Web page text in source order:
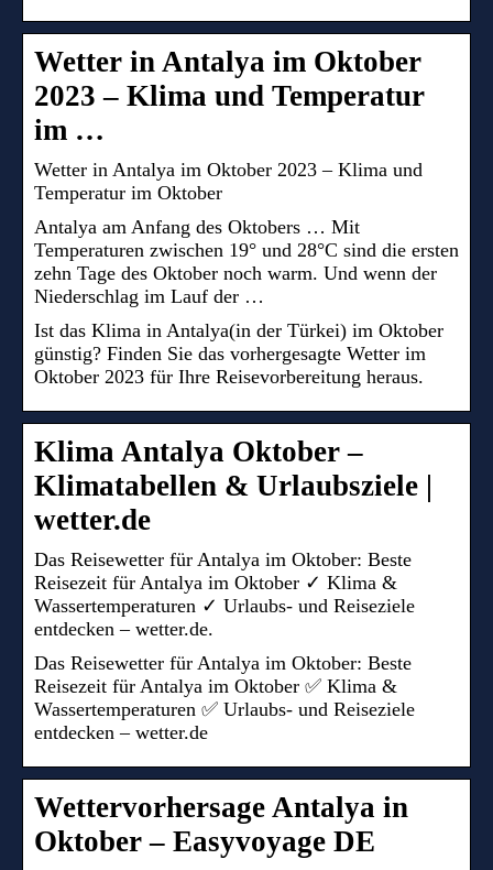
Wetter in Antalya im Oktober
2023 – Klima und Temperatur
im …
Wetter in Antalya im Oktober 2023 – Klima und
Temperatur im Oktober
Antalya am Anfang des Oktobers … Mit
Temperaturen zwischen 19° und 28°C sind die ersten
zehn Tage des Oktober noch warm. Und wenn der
Niederschlag im Lauf der …
Ist das Klima in Antalya(in der Türkei) im Oktober
günstig? Finden Sie das vorhergesagte Wetter im
Oktober 2023 für Ihre Reisevorbereitung heraus.
Klima Antalya Oktober –
Klimatabellen & Urlaubsziele |
wetter.de
Das Reisewetter für Antalya im Oktober: Beste
Reisezeit für Antalya im Oktober ✓ Klima &
Wassertemperaturen ✓ Urlaubs- und Reiseziele
entdecken – wetter.de.
Das Reisewetter für Antalya im Oktober: Beste
Reisezeit für Antalya im Oktober ✅ Klima &
Wassertemperaturen ✅ Urlaubs- und Reiseziele
entdecken – wetter.de
Wettervorhersage Antalya in
Oktober – Easyvoyage DE